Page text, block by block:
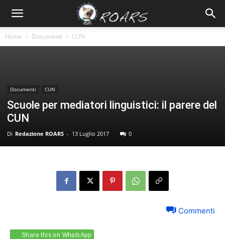
Home Documenti CUN
Documenti CUN
Scuole per mediatori linguistici: il parere del
CUN
Di Redazione ROARS - 13 Luglio 2017 0
Commenti
Share this on WhatsApp